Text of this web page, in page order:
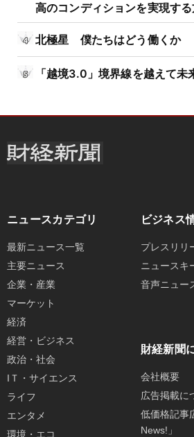
高のコンディションを実現す
北極星 僕たちはどう働くか
「越境3.0」境界線を越えて未
ニュースカテゴリ
最新ニュース一覧
主要ニュース
企業・産業
マーケット
経済
経営・ビジネス
政治・社会
IＴ・サイエンス
ライフ
エンタメ
環境・エコ
ビジネス
プレスリリ
ニュースキ
音声ニュー
財経新聞
会社概要
広告掲載に
低価格記事
News!」